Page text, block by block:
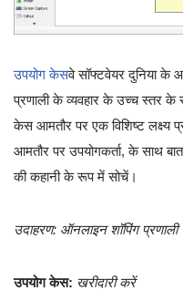
उपयोग केसवे सॉफ्टवेयर दुनिया के
प्रणाली के व्यवहार के उच्च स्तर के
केस आमतौर पर एक विशिष्ट लक्ष्य
आमतौर पर उपयोगकर्ता, के साथ
की कहानी के रूप में सोचें।
उदाहरण: ऑनलाइन शॉपिंग प्रणाली
उपयोग केस: खरीदारी करें